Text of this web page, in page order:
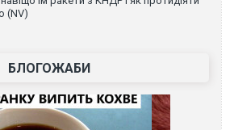
(NV)
БЛОГОЖАБИ